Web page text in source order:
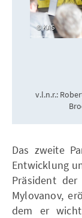
KAS
v.l.n.r.:
Das zweite
Entwicklung
Präsident der
Mylovanov,
dem er